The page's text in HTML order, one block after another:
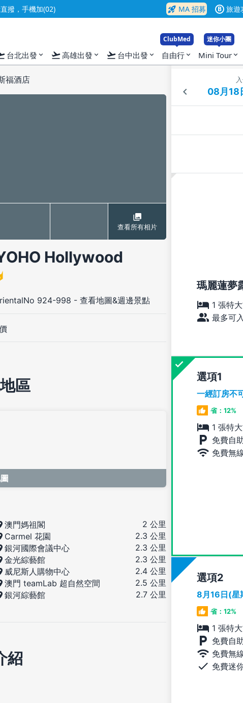
撥，手機加(02) rocket_launch MA 招募 B 旅遊
台北出發 expand_more flight_takeoff高雄出發 expand_more flight_takeoff 台中出發 expand_more
ClubMed
自由行 expand_more
迷你小團
Mini Tour expand_more
福酒店
查看所有相片
Hollywood
924-998 - 查看地圖&週邊景點
瑪麗蓮夢
1 張特
最多可
選項
一經訂房不
省：12%
1 張特
免費自
免費無
選項
8月16日(星
省：12%
1 張特
免費自
免費無
免費迷
區
澳門媽祖閣
2 公里
Carmel 花園
2.3 公里
銀河國際會議中心
2.3 公里
金光綜藝館
2.3 公里
威尼斯人購物中心
2.4 公里
澳門 teamLab 超自然空間
2.5 公里
銀河綜藝館
2.7 公里
紹